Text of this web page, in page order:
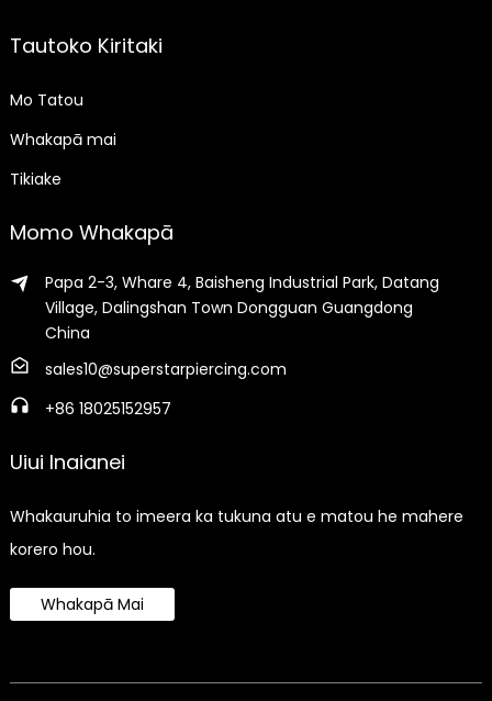
Tautoko Kiritaki
Mo Tatou
Whakapā mai
Tikiake
Momo Whakapā
Papa 2-3, Whare 4, Baisheng Industrial Park, Datang
Village, Dalingshan Town Dongguan Guangdong
China
sales10@superstarpiercing.com
+86 18025152957
Uiui Inaianei
Whakauruhia to imeera ka tukuna atu e matou he mahere
korero hou.
Whakapā Mai